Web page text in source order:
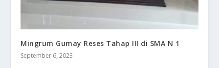
Mingrum Gumay Reses Tahap III di SMA N 1
September 6, 2023